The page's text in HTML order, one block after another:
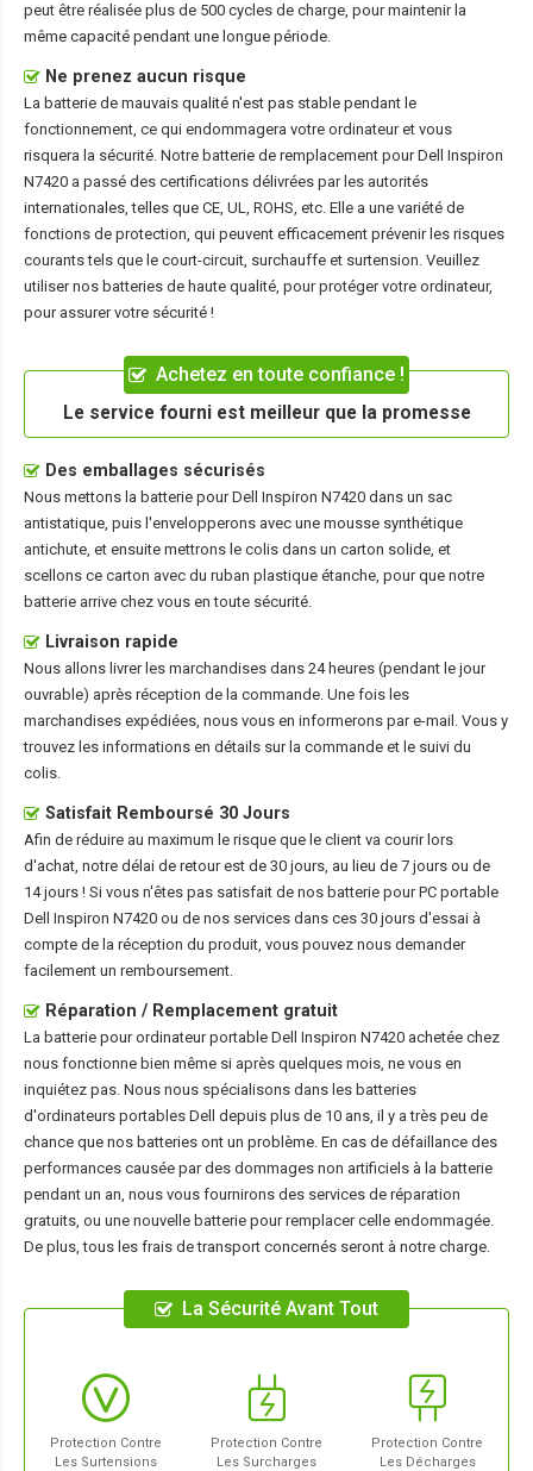
peut être réalisée plus de 500 cycles de charge, pour maintenir la
même capacité pendant une longue période.
Ne prenez aucun risque
La batterie de mauvais qualité n'est pas stable pendant le
fonctionnement, ce qui endommagera votre ordinateur et vous
risquera la sécurité. Notre batterie de remplacement pour Dell Inspiron
N7420 a passé des certifications délivrées par les autorités
internationales, telles que CE, UL, ROHS, etc. Elle a une variété de
fonctions de protection, qui peuvent efficacement prévenir les risques
courants tels que le court-circuit, surchauffe et surtension. Veuillez
utiliser nos batteries de haute qualité, pour protéger votre ordinateur,
pour assurer votre sécurité !
Achetez en toute confiance !
Le service fourni est meilleur que la promesse
Des emballages sécurisés
Nous mettons la batterie pour Dell Inspiron N7420 dans un sac
antistatique, puis l'envelopperons avec une mousse synthétique
antichute, et ensuite mettrons le colis dans un carton solide, et
scellons ce carton avec du ruban plastique étanche, pour que notre
batterie arrive chez vous en toute sécurité.
Livraison rapide
Nous allons livrer les marchandises dans 24 heures (pendant le jour
ouvrable) après réception de la commande. Une fois les
marchandises expédiées, nous vous en informerons par e-mail. Vous y
trouvez les informations en détails sur la commande et le suivi du
colis.
Satisfait Remboursé 30 Jours
Afin de réduire au maximum le risque que le client va courir lors
d'achat, notre délai de retour est de 30 jours, au lieu de 7 jours ou de
14 jours ! Si vous n'êtes pas satisfait de nos batterie pour PC portable
Dell Inspiron N7420 ou de nos services dans ces 30 jours d'essai à
compte de la réception du produit, vous pouvez nous demander
facilement un remboursement.
Réparation / Remplacement gratuit
La batterie pour ordinateur portable Dell Inspiron N7420 achetée chez
nous fonctionne bien même si après quelques mois, ne vous en
inquiétez pas. Nous nous spécialisons dans les batteries
d'ordinateurs portables Dell depuis plus de 10 ans, il y a très peu de
chance que nos batteries ont un problème. En cas de défaillance des
performances causée par des dommages non artificiels à la batterie
pendant un an, nous vous fournirons des services de réparation
gratuits, ou une nouvelle batterie pour remplacer celle endommagée.
De plus, tous les frais de transport concernés seront à notre charge.
La Sécurité Avant Tout
Protection Contre
Les Surtensions
Protection Contre
Les Surcharges
Protection Contre
Les Décharges